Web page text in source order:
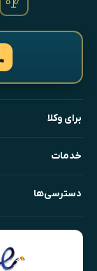
برای وکلا
خدمات
دسترسی‌ها